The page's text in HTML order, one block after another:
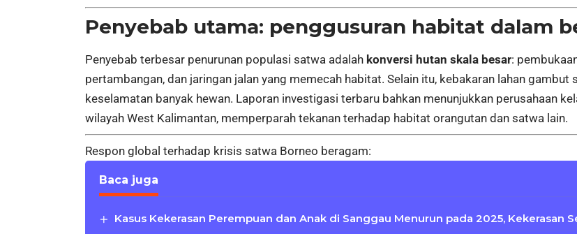
Penyebab utama: penggusuran habitat dalam
Penyebab terbesar penurunan populasi satwa adalah konversi hutan skala besar:
pertambangan, dan jaringan jalan yang memecah habitat. Selain itu, kebakaran lahan
keselamatan banyak hewan. Laporan investigasi terbaru bahkan menunjukkan perusahaan
wilayah West Kalimantan, memperparah tekanan terhadap habitat orangutan dan satwa lain.
Respon global terhadap krisis satwa Borneo beragam:
Baca juga
Kasus Kekerasan Perempuan dan Anak di Sanggau Menurun pada 2025, Kekerasan